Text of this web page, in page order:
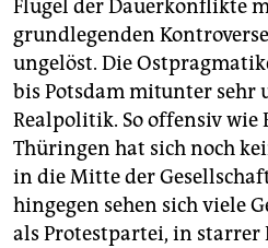
Flügel der Dauerkonflikte
grundlegenden
ungelöst. Die
bis Potsdam mitunter sehr
Realpolitik. So offensiv wie
Thüringen hat sich noch
in die Mitte der
hingegen sehen sich viele
als Protestpartei, in